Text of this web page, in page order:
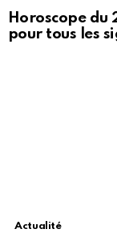
Horoscope
pour tous les
Actualité